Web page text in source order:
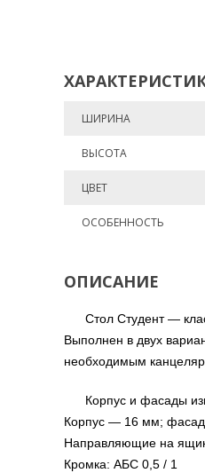
ШИРИНА
ВЫСОТА
ЦВЕТ
ОСОБЕННОСТЬ
ОПИСАНИЕ
Стол Студент —
Выполнен в двух
необходимым
Корпус и фасады
Корпус — 16 мм;
Направляющие на
Кромка: AБC 0,5 / 1